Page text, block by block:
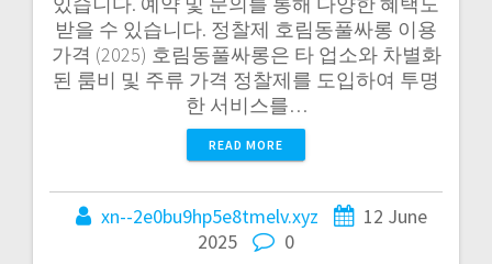
받을 수 있습니다. 정찰제 호림동풀싸롱 이용
가격 (2025) 호림동풀싸롱은 타 업소와 차별화
된 룸비 및 주류 가격 정찰제를 도입하여 투명
한 서비스를…
READ MORE
xn--2e0bu9hp5e8tmelv.xyz
12 June
2025
0